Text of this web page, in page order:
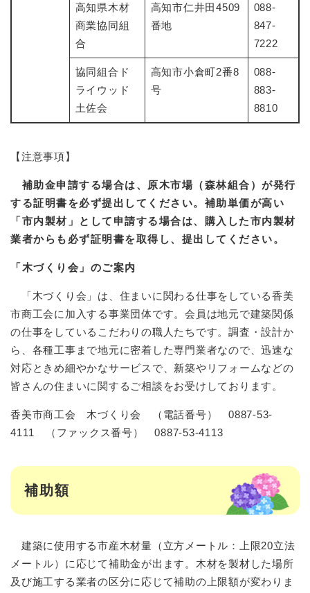
高知県木材
商業協同組
合
高知市仁井田4509
番地
088-
847-
7222
協同組合ド
ライウッド
土佐会
高知市小倉町2番8
号
088-
883-
8810
【注意事項】
補助金申請する場合は、原木市場（森林組合）が発行
する証明書を必ず提出してください。補助単価が高い
「市内製材」として申請する場合は、購入した市内製材
業者からも必ず証明書を取得し、提出してください。
「木づくり会」のご案内
「木づくり会」は、住まいに関わる仕事をしている香美
市商工会に加入する事業団体です。会員は地元で建築関係
の仕事をしているこだわりの職人たちです。調査・設計か
ら、各種工事まで地元に密着した専門業者なので、迅速な
対応ときめ細やかなサービスで、新築やリフォームなどの
皆さんの住まいに関するご相談をお受けしております。
香美市商工会 木づくり会 （電話番号） 0887-53-
4111 （ファックス番号） 0887-53-4113
補助額
建築に使用する市産木材量（立方メートル：上限20立法
メートル）に応じて補助金が出ます。木材を製材した場所
及び施工する業者の区分に応じて補助の上限額が変わりま